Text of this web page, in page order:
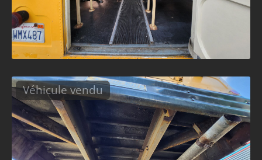
Véhicule vendu